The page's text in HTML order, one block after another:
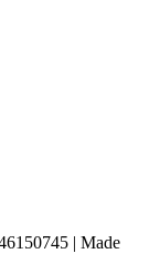
| Made